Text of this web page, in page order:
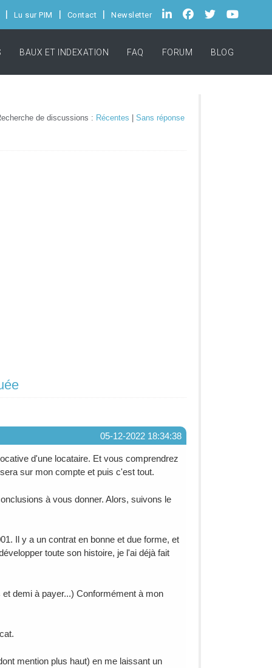
Lu sur PIM Contact Newsletter
BAUX ET INDEXATION FAQ FORUM BLOG
de discussions : Récentes Sans réponse
05-12-2022 18:34:38
d'une locataire. Et vous comprendrez
sur mon compte et puis c'est tout.
à vous donner. Alors, suivons le
Il y a un contrat en bonne et due forme, et
toute son histoire, je l'ai déjà fait
demi à payer...) Conformément à mon
mention plus haut) en me laissant un